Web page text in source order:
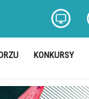
KONKURSY